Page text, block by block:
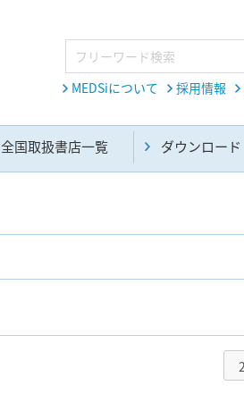
MEDSiについて 採用情報
全国取扱書店一覧 ダウンロード